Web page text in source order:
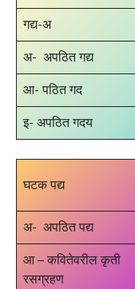
गद्य-अ
अ- अपठित गद्य
आ- पठित गद
इ- अपठित गदय
घटक पद्य
अ- अपठित पद्य
आ – कवितेवरील कृती
रसग्रहण